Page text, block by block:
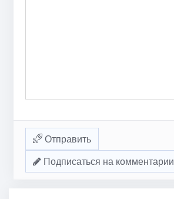
Отправить
Подписаться на комментарии